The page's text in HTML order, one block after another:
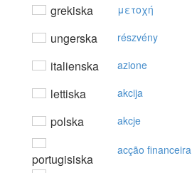
grekiska μετoχή
ungerska részvény
italienska azione
lettiska akcija
polska akcje
portugisiska
acção financeira